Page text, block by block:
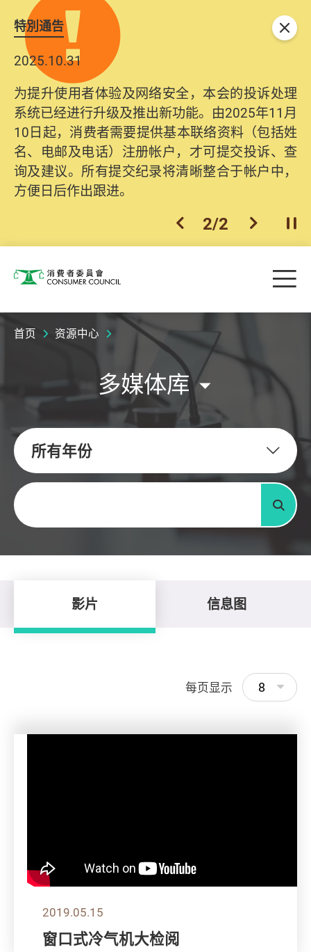
特別通告
2025.10.31
为提升使用者体验及网络安全，本会的投诉处理
系统已经进行升级及推出新功能。由2025年11月
10日起，消费者需要提供基本联络资料（包括姓
名、电邮及电话）注册帐户，才可提交投诉、查
询及建议。所有提交纪录将清晰整合于帐户中，
方便日后作出跟进。
上一个
2/2 下一个开
关闭
消费者委员会 目
首页 资源中心
多媒体库
所有年份
关键字
搜寻
影片 信息图
每页显示 8
2019.05.15
窗口式冷气机大检阅